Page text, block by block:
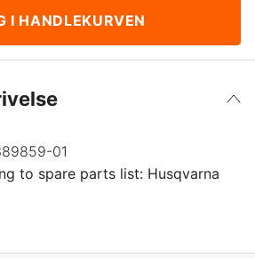
I HANDLEKURVEN
01
to spare parts list: Husqvarna